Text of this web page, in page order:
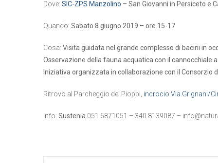
Dove: SIC-ZPS Manzolino – San Giovanni in Persiceto e
Quando: Sabato 8 giugno 2019 – ore 15-17
Cosa: Visita guidata nel grande complesso di bacini in
Osservazione della fauna acquatica con il cannocchiale
Iniziativa organizzata in collaborazione con il Consorzio
Ritrovo al Parcheggio dei Pioppi, incrocio Via Grignani/
Info: Sustenia 051 6871051 – 340 8139087 –